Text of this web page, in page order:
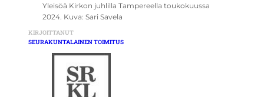
Yleisöä Kirkon juhlilla Tampereella toukokuussa
2024. Kuva: Sari Savela
KIRJOITTANUT
SEURAKUNTALAINEN TOIMITUS